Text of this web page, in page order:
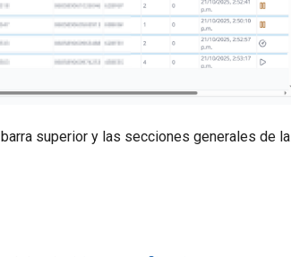
superior y las secciones generales de la